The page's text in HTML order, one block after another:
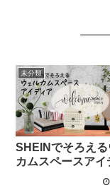
未分類
SHEINでそろえ
カムスペースアイ